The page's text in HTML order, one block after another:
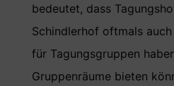
bedeutet, dass
Schindlerhof oftmals
für Tagungsgruppen
Gruppenräume bieten